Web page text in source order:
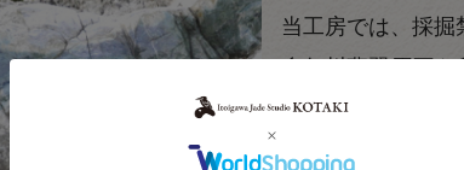
当工房では、採
糸魚川翡翠原石
切に保有しており
それぞれの作品